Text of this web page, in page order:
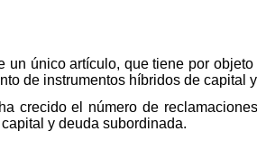
un único artículo, que tiene por
de instrumentos híbridos de capital
crecido el número de
y deuda subordinada.